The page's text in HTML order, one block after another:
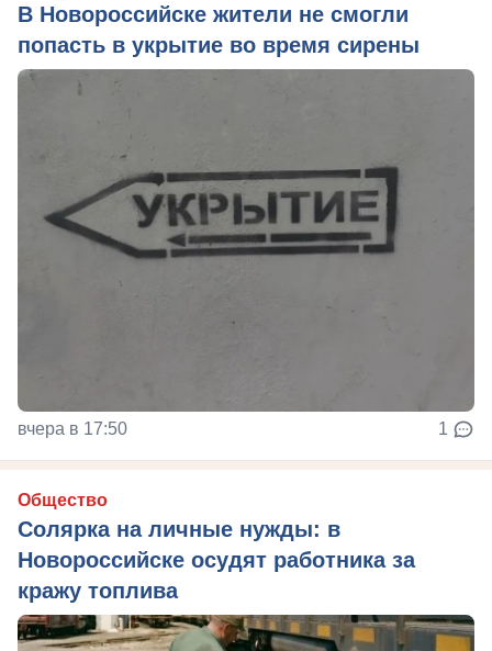
В Новороссийске жители не смогли
попасть в укрытие во время сирены
вчера в 17:50 1
Общество
Солярка на личные нужды: в
Новороссийске осудят работника за
кражу топлива